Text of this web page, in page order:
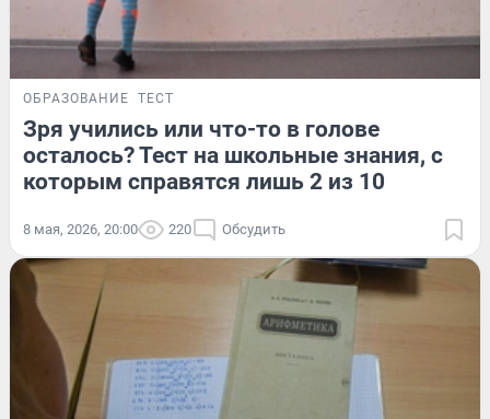
ОБРАЗОВАНИЕ ТЕСТ
Зря учились или что-то в голове
осталось? Тест на школьные знания, с
которым справятся лишь 2 из 10
8 мая, 2026, 20:00 220 Обсудить